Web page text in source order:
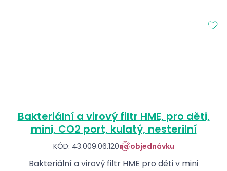
Bakteriální a virový filtr HME, pro děti,
mini, CO2 port, kulatý, nesterilní
KÓD: 43.009.06.120na objednávku
Bakteriální a virový filtr HME pro děti v mini